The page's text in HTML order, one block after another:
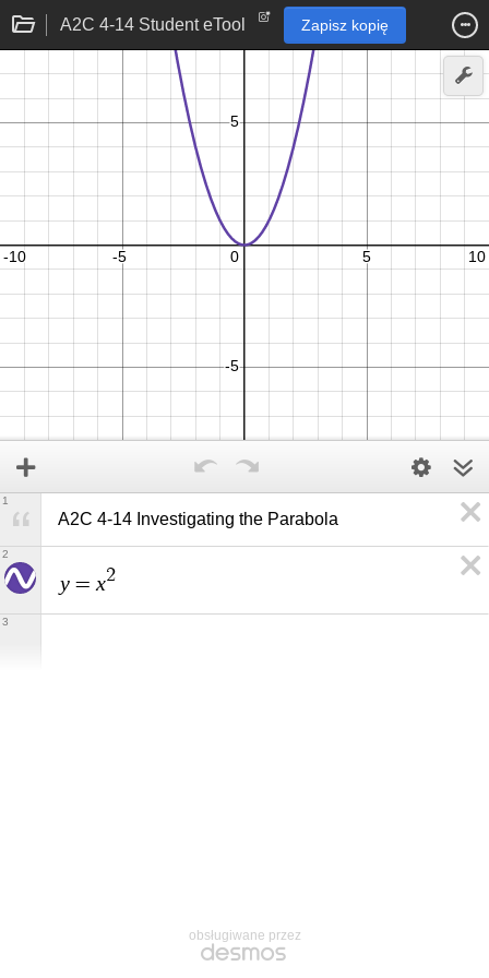
A2C 4-14 Student eTool Zapisz kopię
A2C 4-14 Investigating the Parabola
1
y = x2
2
3
obsługiwane przez